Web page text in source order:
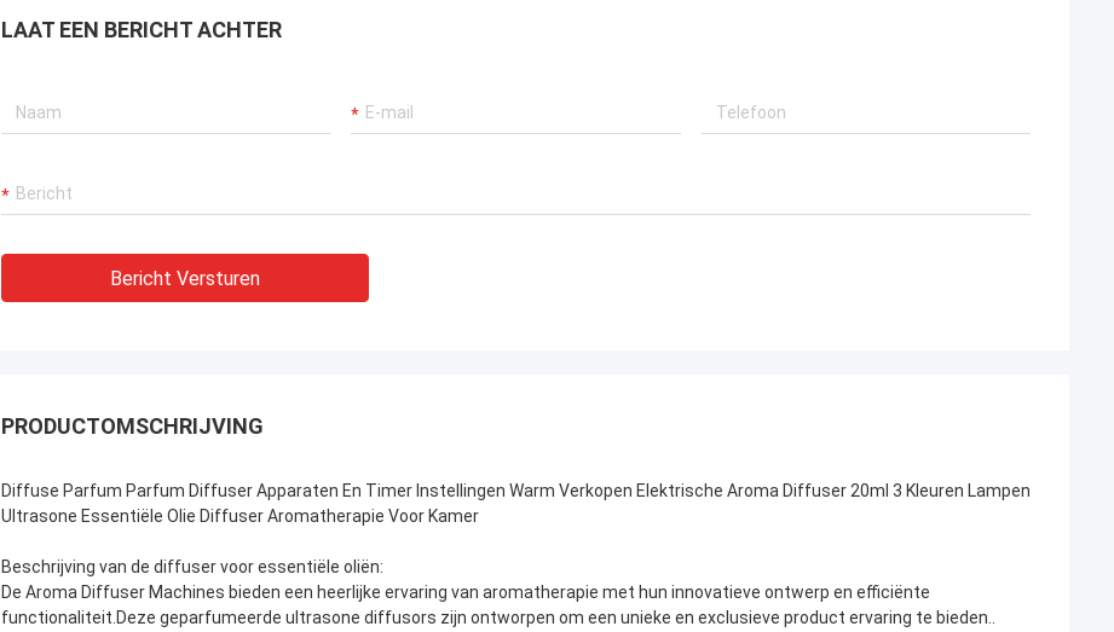
LAAT EEN BERICHT ACHTER
Bericht Versturen
PRODUCTOMSCHRIJVING
Diffuse Parfum Parfum Diffuser Apparaten En Timer Instellingen Warm Verkopen Elektrische Aroma Diffuser 20ml 3 Kleuren Lampen
Ultrasone Essentiële Olie Diffuser Aromatherapie Voor Kamer
Beschrijving van de diffuser voor essentiële oliën:
De Aroma Diffuser Machines bieden een heerlijke ervaring van aromatherapie met hun innovatieve ontwerp en efficiënte
functionaliteit.Deze geparfumeerde ultrasone diffusors zijn ontworpen om een unieke en exclusieve product ervaring te bieden..